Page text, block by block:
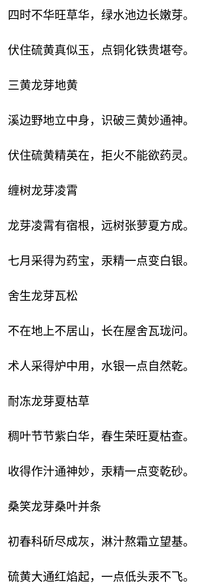
四时不华旺草华，绿水池边长嫩芽。
伏住硫黄真似玉，点铜化铁贵堪夸。
三黄龙芽地黄
溪边野地立中身，识破三黄妙通神。
伏住硫黄精英在，拒火不能欲药灵。
缠树龙芽凌霄
龙芽凌霄有宿根，远树张萝夏方成。
七月采得为药宝，汞精一点变白银。
舍生龙芽瓦松
不在地上不居山，长在屋舍瓦珑问。
术人采得炉中用，水银一点自然乾。
耐冻龙芽夏枯草
稠叶节节紫白华，春生荣旺夏枯查。
收得作汁通神妙，汞精一点变乾砂。
桑笑龙芽桑叶并条
初春科斫尽成灰，淋汁熬霜立望基。
硫黄大通红焰起，一点低头汞不飞。